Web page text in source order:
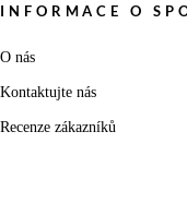
INFORMACE O
O nás
Kontaktujte nás
Recenze zákazníků